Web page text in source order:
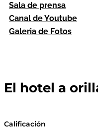
Sala de prensa
Canal de Youtube
Galeria de Fotos
El hotel a
Calificación